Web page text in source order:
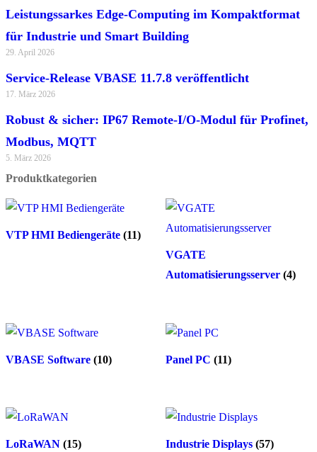
Leistungssarkes Edge-Computing im Kompaktformat
für Industrie und Smart Building
29. April 2026
Service-Release VBASE 11.7.8 veröffentlicht
17. März 2026
Robust & sicher: IP67 Remote-I/O-Modul für Profinet,
Modbus, MQTT
5. März 2026
Produktkategorien
VTP HMI Bediengeräte (11)
VGATE
Automatisierungsserver (4)
VBASE Software (10) Panel PC (11)
LoRaWAN (15) Industrie Displays (57)